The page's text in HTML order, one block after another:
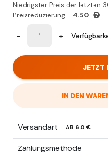
Niedrigster Preis der letzten
Preisreduzierung - 4.50
JETZT
IN DEN
Versandart AB 6.0 €
Zahlungsmethode